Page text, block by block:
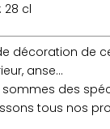
28 cl
décoration de
anse…
sommes des
tous nos